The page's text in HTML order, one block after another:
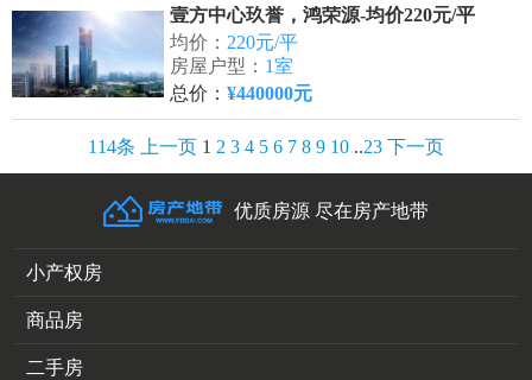
壹方中心玖誉，鸿荣源-均价220元/平
均价： 220元/平
房屋户型： 1室
总价：¥440000元
114条 上一页 1 2 3 4 5 6 7 8 9 10 ..23 下一页
优质房源 尽在房产地带
小产权房
商品房
二手房